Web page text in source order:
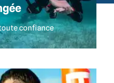
confiance